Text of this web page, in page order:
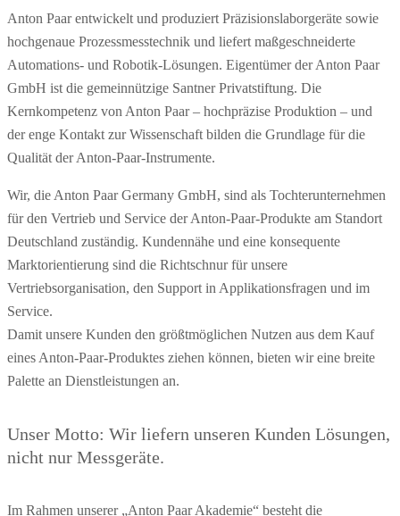
Anton Paar entwickelt und produziert Präzisionslaborgeräte sowie
hochgenaue Prozessmesstechnik und liefert maßgeschneiderte
Automations- und Robotik-Lösungen. Eigentümer der Anton Paar
GmbH ist die gemeinnützige Santner Privatstiftung. Die
Kernkompetenz von Anton Paar – hochpräzise Produktion – und
der enge Kontakt zur Wissenschaft bilden die Grundlage für die
Qualität der Anton-Paar-Instrumente.
Wir, die Anton Paar Germany GmbH, sind als Tochterunternehmen
für den Vertrieb und Service der Anton-Paar-Produkte am Standort
Deutschland zuständig. Kundennähe und eine konsequente
Marktorientierung sind die Richtschnur für unsere
Vertriebsorganisation, den Support in Applikationsfragen und im
Service.
Damit unsere Kunden den größtmöglichen Nutzen aus dem Kauf
eines Anton-Paar-Produktes ziehen können, bieten wir eine breite
Palette an Dienstleistungen an.
Unser Motto: Wir liefern unseren Kunden Lösungen,
nicht nur Messgeräte.
Im Rahmen unserer „Anton Paar Akademie“ besteht die